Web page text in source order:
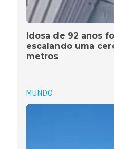
Idosa de 92 anos
escalando uma
metros
MUNDO